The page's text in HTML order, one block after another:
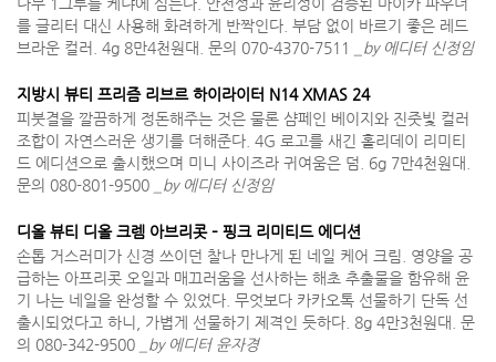
를 글리터 대신 사용해 화려하게 반짝인다. 부담 없이 바르기 좋은 레드
브라운 컬러. 4g 8만4천원대. 문의 070-4370-7511
_by 에디터 신정임
지방시 뷰티 프리즘 리브르 하이라이터 N14 XMAS 24
피붓결을 깔끔하게 정돈해주는 것은 물론 샴페인 베이지와 진줏빛 컬러
조합이 자연스러운 생기를 더해준다. 4G 로고를 새긴 홀리데이 리미티
드 에디션으로 출시했으며 미니 사이즈라 귀여움은 덤. 6g 7만4천원대.
문의 080-801-9500
_by 에디터 신정임
디올 뷰티 디올 크렘 아브리콧 – 핑크 리미티드 에디션
손톱 거스러미가 신경 쓰이던 찰나 만나게 된 네일 케어 크림. 영양을 공
급하는 아프리콧 오일과 매끄러움을 선사하는 해초 추출물을 함유해 윤
기 나는 네일을 완성할 수 있었다. 무엇보다 카카오톡 선물하기 단독 선
출시되었다고 하니, 가볍게 선물하기 제격인 듯하다. 8g 4만3천원대. 문
의 080-342-9500 _by 에디터 윤자경